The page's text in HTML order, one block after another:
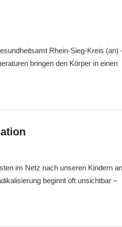
Rhein-Sieg-Kreis (an)
bringen den Körper in einen
im Netz nach unseren Kindern
beginnt oft unsichtbar –